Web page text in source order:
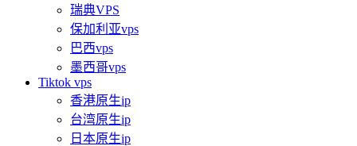
瑞典VPS
保加利亚vps
巴西vps
墨西哥vps
Tiktok vps
香港原生ip
台湾原生ip
日本原生ip